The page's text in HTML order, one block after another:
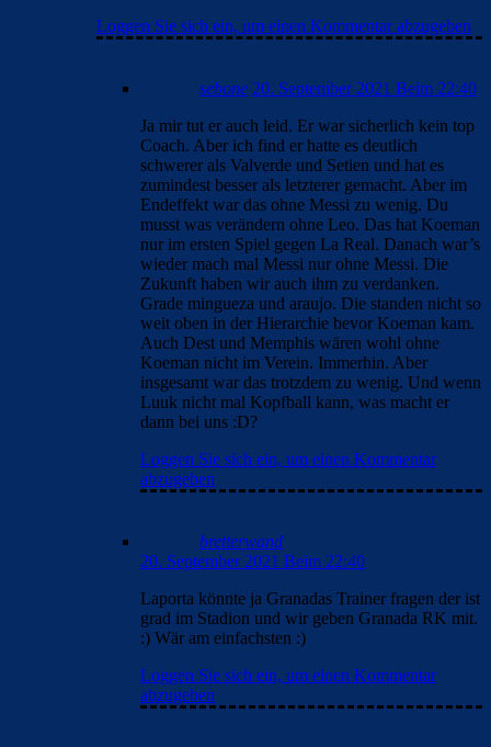
Loggen Sie sich ein, um einen Kommentar abzugeben
sebone 20. September 2021 Beim 22:40
Ja mir tut er auch leid. Er war sicherlich kein top
Coach. Aber ich find er hatte es deutlich
schwerer als Valverde und Setien und hat es
zumindest besser als letzterer gemacht. Aber im
Endeffekt war das ohne Messi zu wenig. Du
musst was verändern ohne Leo. Das hat Koeman
nur im ersten Spiel gegen La Real. Danach war’s
wieder mach mal Messi nur ohne Messi. Die
Zukunft haben wir auch ihm zu verdanken.
Grade mingueza und araujo. Die standen nicht so
weit oben in der Hierarchie bevor Koeman kam.
Auch Dest und Memphis wären wohl ohne
Koeman nicht im Verein. Immerhin. Aber
insgesamt war das trotzdem zu wenig. Und wenn
Luuk nicht mal Kopfball kann, was macht er
dann bei uns :D?
Loggen Sie sich ein, um einen Kommentar
abzugeben
bretterwand
20. September 2021 Beim 22:40
Laporta könnte ja Granadas Trainer fragen der ist
grad im Stadion und wir geben Granada RK mit.
:) Wär am einfachsten :)
Loggen Sie sich ein, um einen Kommentar
abzugeben